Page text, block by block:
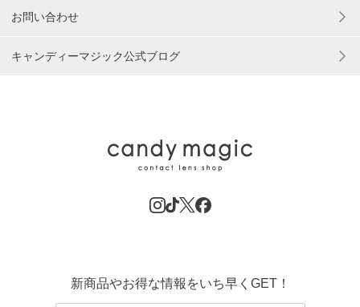
お問い合わせ
キャンディーマジック公式ブログ
新商品やお得な情報をいち早くGET！